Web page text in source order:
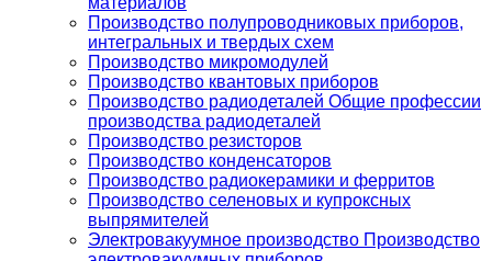
Производство полупроводниковых приборов,
интегральных и твердых схем
Производство микромодулей
Производство квантовых приборов
Производство радиодеталей Общие профессии
производства радиодеталей
Производство резисторов
Производство конденсаторов
Производство радиокерамики и ферритов
Производство селеновых и купроксных
выпрямителей
Электровакуумное производство Производство